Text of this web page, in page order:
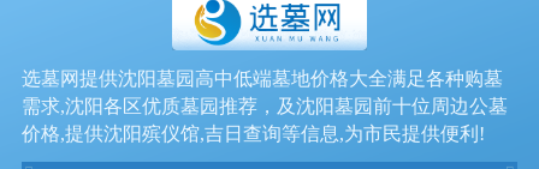
选墓网提供沈阳墓园高中低端墓地价格大全满足各种购墓
需求,沈阳各区优质墓园推荐，及沈阳墓园前十位周边公墓
价格,提供沈阳殡仪馆,吉日查询等信息,为市民提供便利!